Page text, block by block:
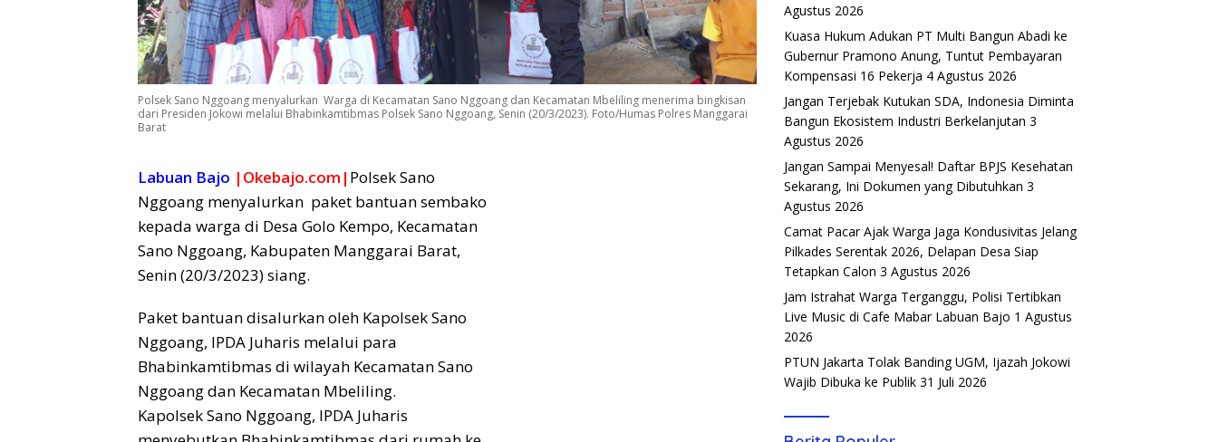
Polsek Sano Nggoang menyalurkan Warga di Kecamatan Sano Nggoang dan Kecamatan Mbeliling menerima bingkisan
dari Presiden Jokowi melalui Bhabinkamtibmas Polsek Sano Nggoang, Senin (20/3/2023). Foto/Humas Polres Manggarai
Barat
Labuan Bajo |Okebajo.com| Polsek Sano
Nggoang menyalurkan paket bantuan sembako
kepada warga di Desa Golo Kempo, Kecamatan
Sano Nggoang, Kabupaten Manggarai Barat,
Senin (20/3/2023) siang.
Paket bantuan disalurkan oleh Kapolsek Sano
Nggoang, IPDA Juharis melalui para
Bhabinkamtibmas di wilayah Kecamatan Sano
Nggoang dan Kecamatan Mbeliling.
Kapolsek Sano Nggoang, IPDA Juharis
Agustus 2026
Kuasa Hukum Adukan PT Multi Bangun Abadi ke
Gubernur Pramono Anung, Tuntut Pembayaran
Kompensasi 16 Pekerja 4 Agustus 2026
Jangan Terjebak Kutukan SDA, Indonesia Diminta
Bangun Ekosistem Industri Berkelanjutan 3
Agustus 2026
Jangan Sampai Menyesal! Daftar BPJS Kesehatan
Sekarang, Ini Dokumen yang Dibutuhkan 3
Agustus 2026
Camat Pacar Ajak Warga Jaga Kondusivitas Jelang
Pilkades Serentak 2026, Delapan Desa Siap
Tetapkan Calon 3 Agustus 2026
Jam Istrahat Warga Terganggu, Polisi Tertibkan
Live Music di Cafe Mabar Labuan Bajo 1 Agustus
2026
PTUN Jakarta Tolak Banding UGM, Ijazah Jokowi
Wajib Dibuka ke Publik 31 Juli 2026